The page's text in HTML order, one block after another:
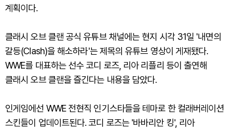
계획이다.
클래시 오브 클랜 공식 유튜브 채널에는 현지 시각 31일 '내면의
갈등(Clash)을 해소하라'는 제목의 유튜브 영상이 게재됐다.
WWE를 대표하는 선수 코디 로즈, 리아 리플리 등이 출연해
클래시 오브 클랜을 즐긴다는 내용을 담았다.
인게임에선 WWE 전현직 인기스타들을 테마로 한 컬래버레이션
스킨들이 업데이트된다. 코디 로즈는 '바바리안 킹', 리아